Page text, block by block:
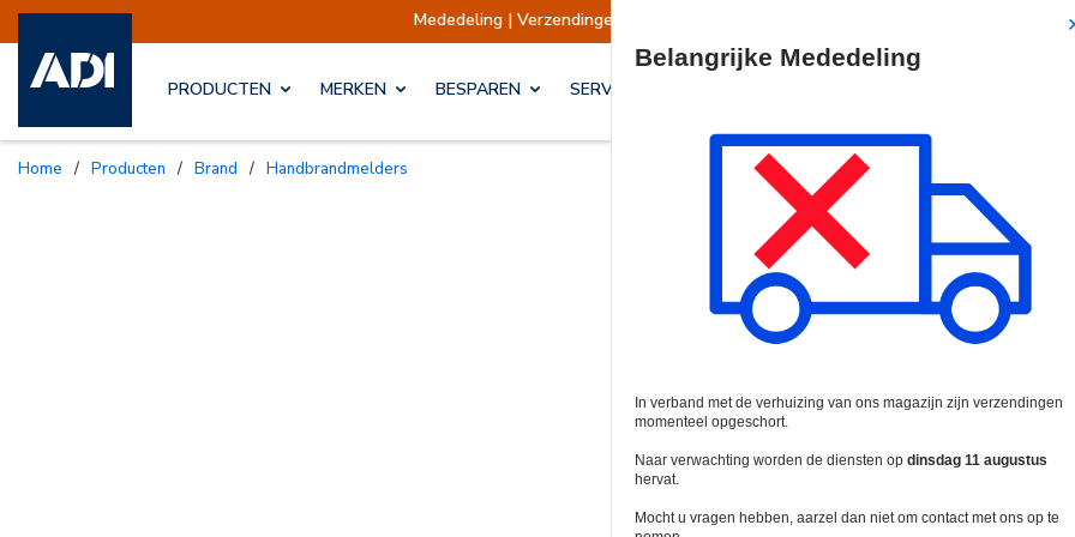
Mededeling | Verzendingen opgeschort Verzendingen worden op dinsdag
PRODUCTEN MERKEN BESPAREN SERVICES & OPLOSSINGEN
Home / Producten / Brand / Handbrandmelders